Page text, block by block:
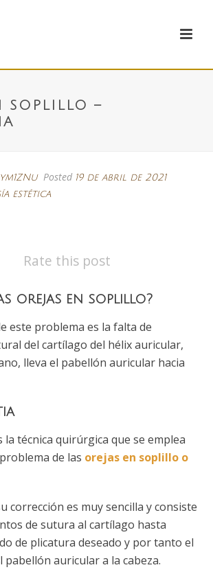
SOPLILLO –
Posted 19 de abril de 2021
estética
Rate this post
orejas en soplillo?
este problema es la falta de
del cartílago del hélix auricular,
lleva el pabellón auricular hacia
la técnica quirúrgica que se emplea
de las orejas en soplillo o
corrección es muy sencilla y consiste
de sutura al cartílago hasta
de plicatura deseado y por tanto el
pabellón auricular a la cabeza.